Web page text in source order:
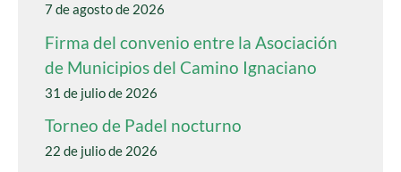
7 de agosto de 2026
Firma del convenio entre la Asociación
de Municipios del Camino Ignaciano
31 de julio de 2026
Torneo de Padel nocturno
22 de julio de 2026